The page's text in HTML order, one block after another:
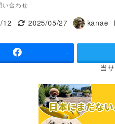
い合わせ
12
更新日
2025/05/27
著
kanae
-
当